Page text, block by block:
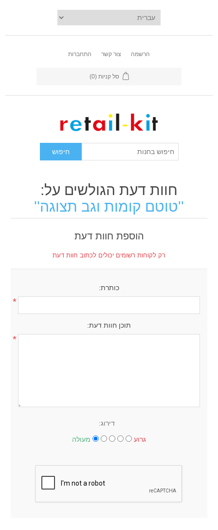
הרשמה צור קשר התחברות
סל קניות (0)
חוות דעת הגולשים על:
טוטם קומות וגב תצוגה
הוספת חוות דעת
רק לקוחות רשומים יכולים לכתוב חוות דעת
כותרת:
*
תוכן חוות דעת:
*
דירוג:
גרוע מעולה